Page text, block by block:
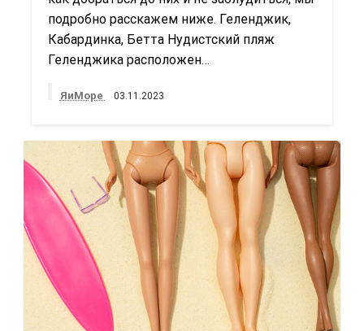
подробно расскажем ниже. Геленджик,
Кабардинка, Бетта Нудистский пляж
Геленджика расположен…
ЯиМоре 03.11.2023